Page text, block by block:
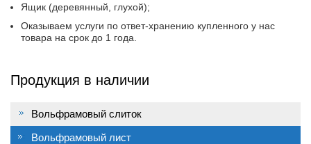
Ящик (деревянный, глухой);
Оказываем услуги по ответ-хранению купленного у нас
товара на срок до 1 года.
Продукция в наличии
Вольфрамовый слиток
Вольфрамовый лист